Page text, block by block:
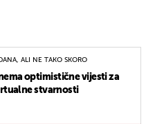
ALI NE TAKO SKORO
optimistične vijesti za
stvarnosti